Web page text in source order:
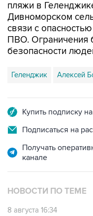
пляжи в
Дивноморском
связи с
ПВО. Ограничения
безопасности
Геленджик Алексей
Купить подписку
Подписаться на
Получать
канале
НОВОСТИ ПО ТЕМЕ
8 августа 16:34